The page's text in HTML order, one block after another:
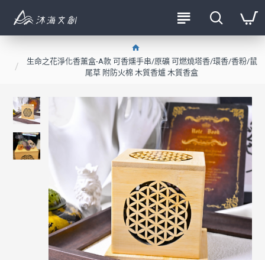
生命之花淨化香薰盒-A款 可香燻手串/原礦 可燃燒塔香/環香/香粉/鼠
尾草 附防火棉 木質香爐 木質香盒